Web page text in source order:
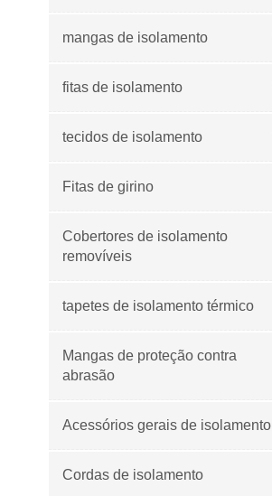
mangas de isolamento
fitas de isolamento
tecidos de isolamento
Fitas de girino
Cobertores de isolamento
removíveis
tapetes de isolamento térmico
Mangas de proteção contra
abrasão
Acessórios gerais de isolamento
Cordas de isolamento